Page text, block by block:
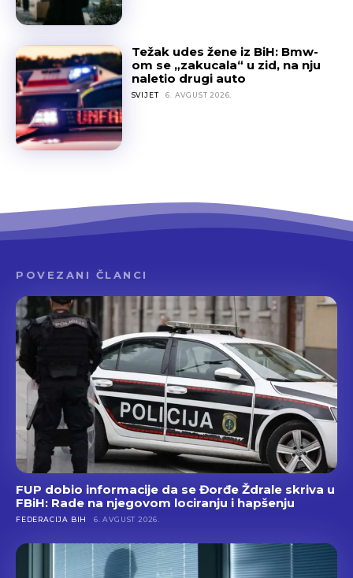
Težak udes žene iz BiH: Bmw-
om se „zakucala“ u zid, na nju
naletio drugi auto
SVIJET 6. AVGUST 2026.
POVEZANI ČLANCI
FUP dobio informacije da se Đorđe Ždrale skriva u
FBiH: Rade na njegovom lociranju i hapšenju
FEDERACIJA BIH 6. AVGUST 2026.